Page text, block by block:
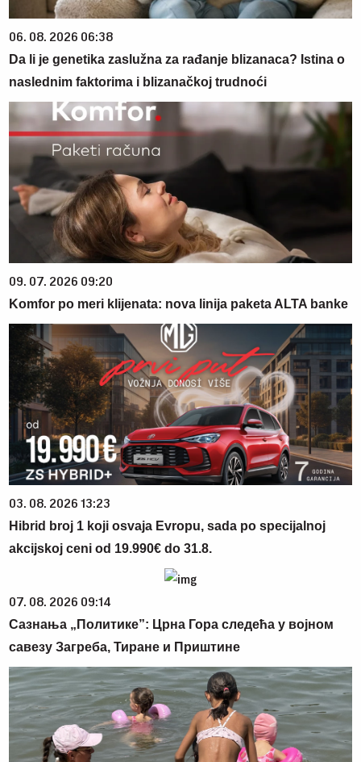
06. 08. 2026 06:38
Da li je genetika zaslužna za rađanje blizanaca? Istina o
naslednim faktorima i blizanačkoj trudnoći
09. 07. 2026 09:20
Komfor po meri klijenata: nova linija paketa ALTA banke
03. 08. 2026 13:23
Hibrid broj 1 koji osvaja Evropu, sada po specijalnoj
akcijskoj ceni od 19.990€ do 31.8.
07. 08. 2026 09:14
Сазнања „Политике”: Црна Гора следећа у војном
савезу Загреба, Тиране и Приштине